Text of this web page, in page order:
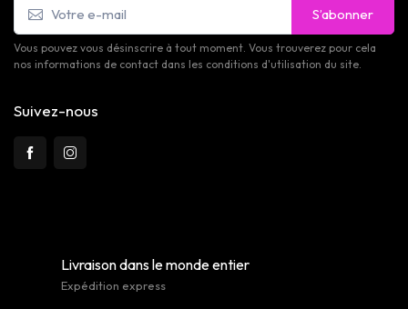
S’abonner
Vous pouvez vous désinscrire à tout moment. Vous trouverez pour cela
nos informations de contact dans les conditions d'utilisation du site.
Suivez-nous
Livraison dans le monde entier
Expédition express